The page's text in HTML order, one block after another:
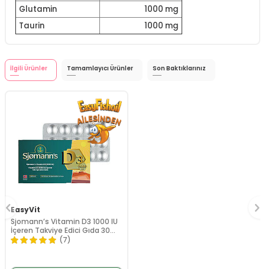
Glutamin
1000 mg
Taurin
1000 mg
İlgili Ürünler Tamamlayıcı Ürünler Son Baktıklarınız
EasyVit
Sjomann’s Vitamin D3 1000 IU
İçeren Takviye Edici Gıda 30
Adet Çiğnenebilir Jel Form
(7)